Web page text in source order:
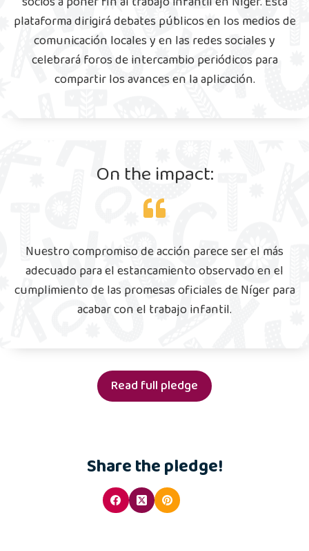
plataforma dirigirá debates públicos en los medios de
comunicación locales y en las redes sociales y
celebrará foros de intercambio periódicos para
compartir los avances en la aplicación.
On the impact:
Nuestro compromiso de acción parece ser el más
adecuado para el estancamiento observado en el
cumplimiento de las promesas oficiales de Níger para
acabar con el trabajo infantil.
Read full pledge
Share the pledge!